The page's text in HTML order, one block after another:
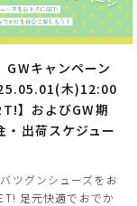
GWキャンペーン
木)12:00
】およびGW期
・出荷スケジュー
ツグンシューズをお
足元快適でおでか